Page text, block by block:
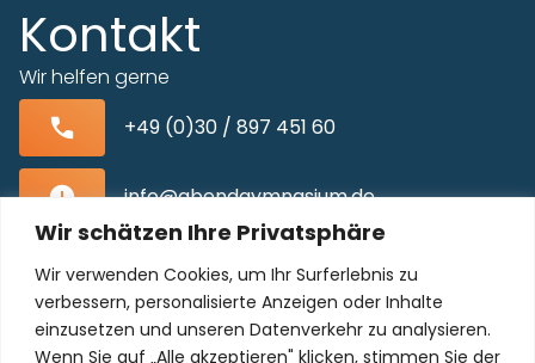
Wir schätzen Ihre Privatsphäre
Wir verwenden Cookies, um Ihr Surferlebnis zu
verbessern, personalisierte Anzeigen oder Inhalte
einzusetzen und unseren Datenverkehr zu analysieren.
Wenn Sie auf „Alle akzeptieren" klicken, stimmen Sie der
Kontakt
Wir helfen gerne
+49 (0)30 / 897 451 60
info@abendgymnasium.de
Blissestraße 22, 10713 Berlin-Wilmersdorf